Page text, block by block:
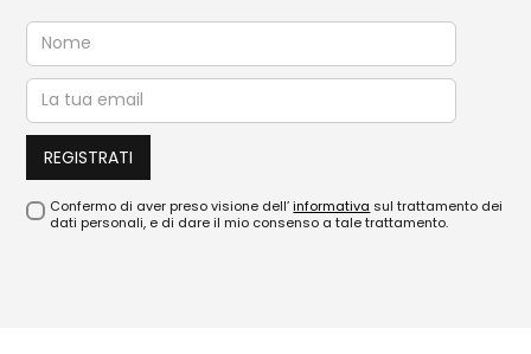
Confermo di aver preso visione dell’informativa sul trattamento dei
dati personali, e di dare il mio consenso a tale trattamento.